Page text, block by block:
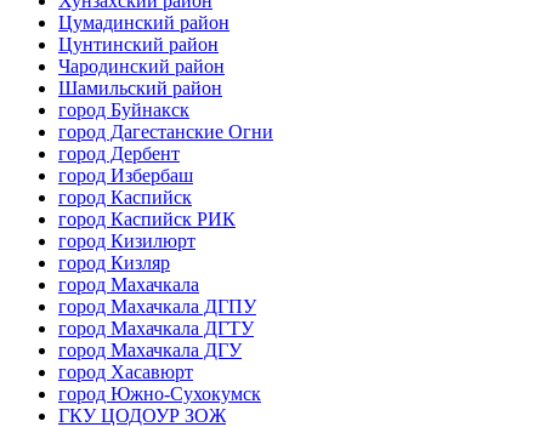
Цумадинский район
Цунтинский район
Чародинский район
Шамильский район
город Буйнакск
город Дагестанские Огни
город Дербент
город Избербаш
город Каспийск
город Каспийск РИК
город Кизилюрт
город Кизляр
город Махачкала
город Махачкала ДГПУ
город Махачкала ДГТУ
город Махачкала ДГУ
город Хасавюрт
город Южно-Сухокумск
ГКУ ЦОДОУР ЗОЖ